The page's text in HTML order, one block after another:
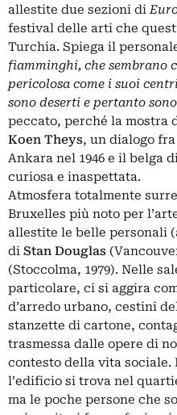
allestite due sezioni di
festival delle arti che
Turchia. Spiega il
fiamminghi, che sembrano
pericolosa come i suoi
sono deserti e pertanto
peccato, perché la mostra
Koen Theys, un dialogo
Ankara nel 1946 e il belga
curiosa e inaspettata.
Atmosfera totalmente
Bruxelles più noto per
allestite le belle personali
di Stan Douglas
(Stoccolma, 1979). Nelle
particolare, ci si aggira
d’arredo urbano, cestini
stanzette di cartone,
trasmessa dalle opere di
contesto della vita sociale.
l’edificio si trova nel
ma le poche persone che